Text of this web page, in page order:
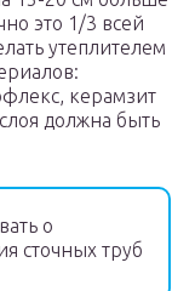
это 1/3 всей
утеплителем
керамзит
должна быть
о
сточных труб